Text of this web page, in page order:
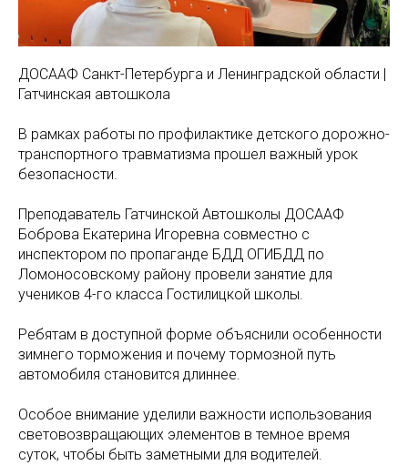
ДОСААФ Санкт-Петербурга и Ленинградской области |
Гатчинская автошкола
В рамках работы по профилактике детского дорожно-
транспортного травматизма прошел важный урок
безопасности.
Преподаватель Гатчинской Автошколы ДОСААФ
Боброва Екатерина Игоревна совместно с
инспектором по пропаганде БДД ОГИБДД по
Ломоносовскому району провели занятие для
учеников 4-го класса Гостилицкой школы.
Ребятам в доступной форме объяснили особенности
зимнего торможения и почему тормозной путь
автомобиля становится длиннее.
Особое внимание уделили важности использования
световозвращающих элементов в темное время
суток, чтобы быть заметными для водителей.